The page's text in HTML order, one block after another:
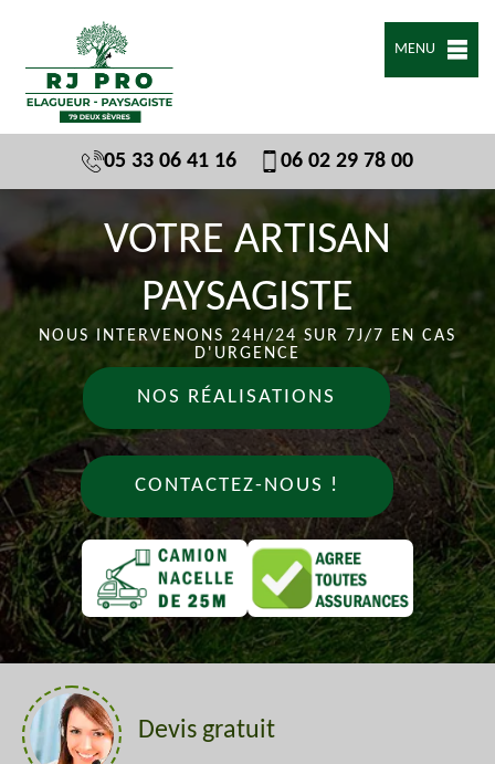
MENU
05 33 06 41 16 06 02 29 78 00
VOTRE ARTISAN
PAYSAGISTE
NOUS INTERVENONS 24H/24 SUR 7J/7 EN CAS
D'URGENCE
NOS RÉALISATIONS
CONTACTEZ-NOUS !
Devis gratuit